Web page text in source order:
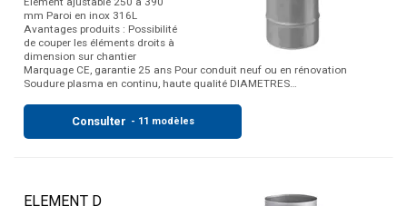
mm Paroi en inox 316L
Avantages produits : Possibilité
de couper les éléments droits à
dimension sur chantier
Marquage CE, garantie 25 ans Pour conduit neuf ou en rénovation
Soudure plasma en continu, haute qualité DIAMETRES…
Consulter - 11 modèles
ELEMENT D